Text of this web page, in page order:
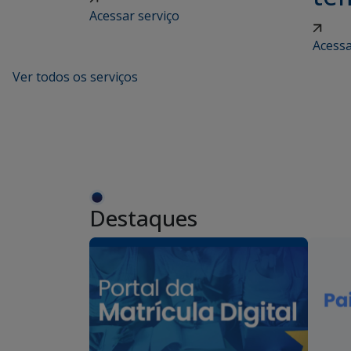
Acessar serviço
Ver todos os serviços
Destaques